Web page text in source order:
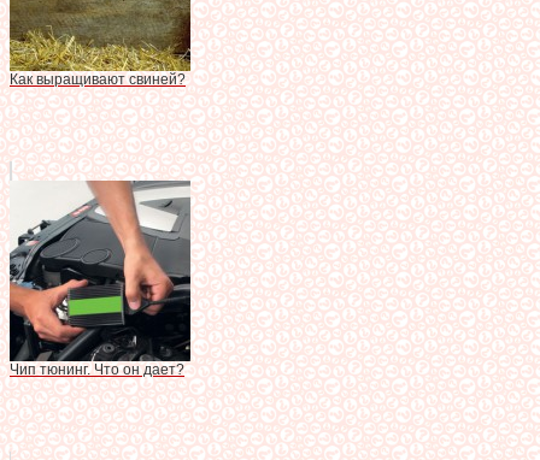
Как выращивают свиней?
Чип тюнинг. Что он дает?